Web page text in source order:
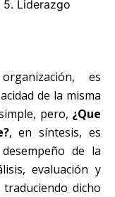
5. Liderazgo
es
de la misma
pero, ¿Que
, en síntesis, es
de la
evaluación y
dicho